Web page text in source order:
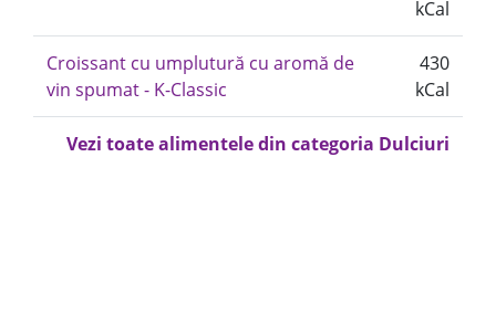
kCal
Croissant cu umplutură cu aromă de
vin spumat - K-Classic
430
kCal
Vezi toate alimentele din categoria Dulciuri